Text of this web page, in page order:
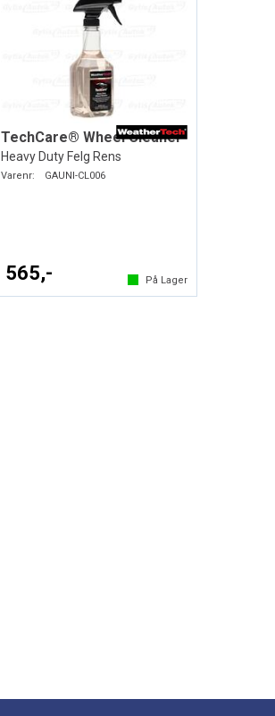
TechCare® Wheel Cleaner
Heavy Duty Felg Rens
Varenr: GAUNI-CL006
565,- På Lager